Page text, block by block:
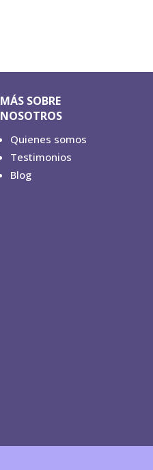
MÁS SOBRE
NOSOTROS
Quienes somos
Testimonios
Blog